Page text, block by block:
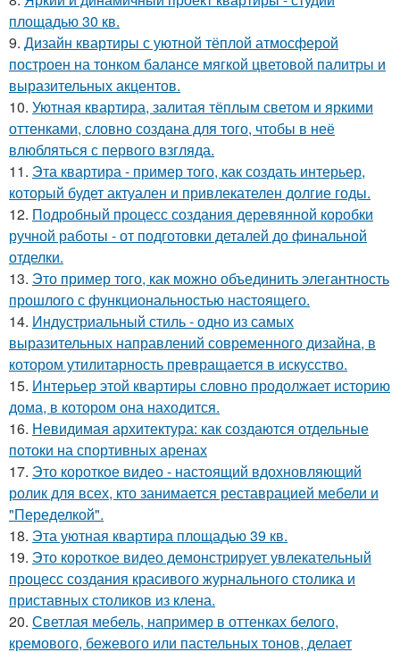
площадью 30 кв.
9. Дизайн квартиры с уютной тёплой атмосферой
построен на тонком балансе мягкой цветовой палитры и
выразительных акцентов.
10. Уютная квартира, залитая тёплым светом и яркими
оттенками, словно создана для того, чтобы в неё
влюбляться с первого взгляда.
11. Эта квартира - пример того, как создать интерьер,
который будет актуален и привлекателен долгие годы.
12. Подробный процесс создания деревянной коробки
ручной работы - от подготовки деталей до финальной
отделки.
13. Это пример того, как можно объединить элегантность
прошлого с функциональностью настоящего.
14. Индустриальный стиль - одно из самых
выразительных направлений современного дизайна, в
котором утилитарность превращается в искусство.
15. Интерьер этой квартиры словно продолжает историю
дома, в котором она находится.
16. Невидимая архитектура: как создаются отдельные
потоки на спортивных аренах
17. Это короткое видео - настоящий вдохновляющий
ролик для всех, кто занимается реставрацией мебели и
"Переделкой".
18. Эта уютная квартира площадью 39 кв.
19. Это короткое видео демонстрирует увлекательный
процесс создания красивого журнального столика и
приставных столиков из клена.
20. Светлая мебель, например в оттенках белого,
кремового, бежевого или пастельных тонов, делает